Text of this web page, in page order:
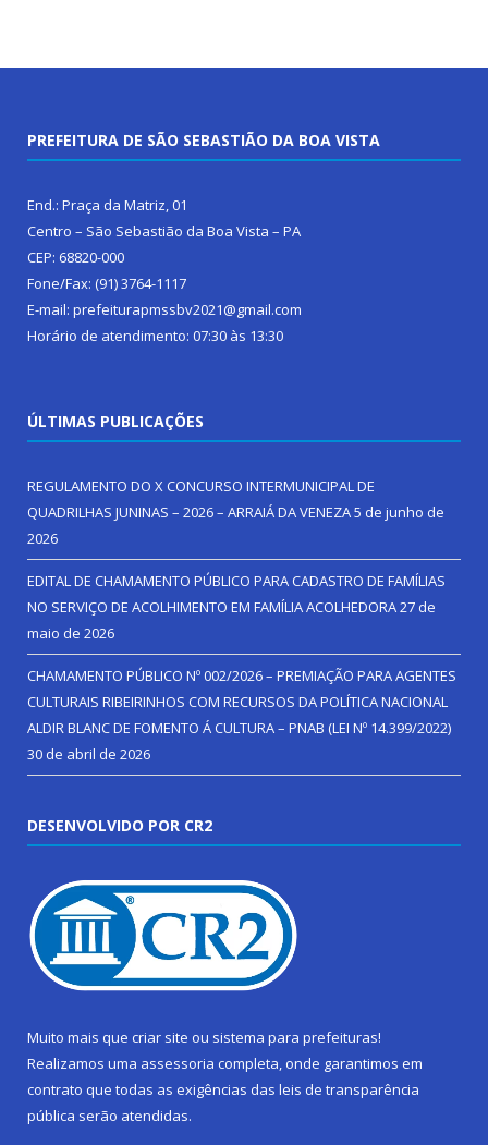
PREFEITURA DE SÃO SEBASTIÃO DA BOA VISTA
End.: Praça da Matriz, 01
Centro – São Sebastião da Boa Vista – PA
CEP: 68820-000
Fone/Fax: (91) 3764-1117
E-mail: prefeiturapmssbv2021@gmail.com
Horário de atendimento: 07:30 às 13:30
ÚLTIMAS PUBLICAÇÕES
REGULAMENTO DO X CONCURSO INTERMUNICIPAL DE
QUADRILHAS JUNINAS – 2026 – ARRAIÁ DA VENEZA5 de junho de
2026
EDITAL DE CHAMAMENTO PÚBLICO PARA CADASTRO DE FAMÍLIAS
NO SERVIÇO DE ACOLHIMENTO EM FAMÍLIA ACOLHEDORA27 de
maio de 2026
CHAMAMENTO PÚBLICO Nº 002/2026 – PREMIAÇÃO PARA AGENTES
CULTURAIS RIBEIRINHOS COM RECURSOS DA POLÍTICA NACIONAL
ALDIR BLANC DE FOMENTO Á CULTURA – PNAB (LEI Nº 14.399/2022)
30 de abril de 2026
DESENVOLVIDO POR CR2
Muito mais que criar site ou sistema para prefeituras!
Realizamos uma assessoria completa, onde garantimos em
contrato que todas as exigências das leis de transparência
pública serão atendidas.